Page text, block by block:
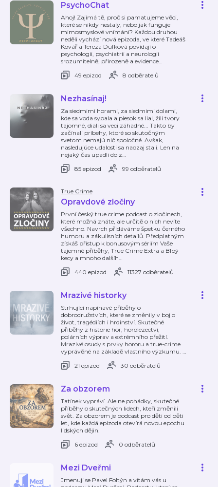
PsychoChat
Ahoj! Zajímá tě, proč si pamatujeme věci,
které se nikdy nestaly, nebo jak funguje
mimosmyslové vnímání? Každou druhou
neděli vychází nová epizoda, ve které Tadeáš
Kovář a Tereza Dufková povídají o
psychologii, psychiatrii a neurologii
srozumitelně, přirozeně a evidence…
49 epizod
8 odběratelů
Nezhasínaj!
Za siedmimi horami, za siedmimi dolami,
kde sa voda sypala a piesok sa lial, žili tvory
tajomné, diali sa veci záhadné... Takto by
začínali príbehy, ktoré so skutočným
svetom nemajú nič spoločné. Avšak,
nasledujúce udalosti sa naozaj stali. Len na
nejaký čas upadli do z…
85 epizod
99 odběratelů
True Crime
Opravdové zločiny
První český true crime podcast o zločinech,
které možná znáte, ale určitě o nich nevíte
všechno. Navrch přidáváme špetku černého
humoru a zákulisních detailů. Předplatným
získáš přístup k bonusovým sériím Vaše
tajemné příběhy, True Crime Extra a Blbý
kecy a mnoho dalšíh…
440 epizod
11327 odběratelů
Mrazivé historky
Strhující napínavé příběhy o
dobrodružstvích, které se změnily v boj o
život, tragédiích i hrdinství. Skutečné
příběhy z historie hor, horolezectví,
polárních výprav a extrémního přežití.
Mrazivé osudy s prvky hororu a true-crime
vyprávěné na základě vlastního výzkumu. …
21 epizod
30 odběratelů
Za obzorem
Tatínek vypráví. Ale ne pohádky, skutečné
příběhy o skutečných lidech, kteří změnili
svět. Za obzorem je podcast pro děti od pěti
let, kde každá epizoda otevírá novou epochu
lidských dějin.
6 epizod
0 odběratelů
Mezi Dveřmi
Jmenuji se Pavel Foltýn a vítám vás u